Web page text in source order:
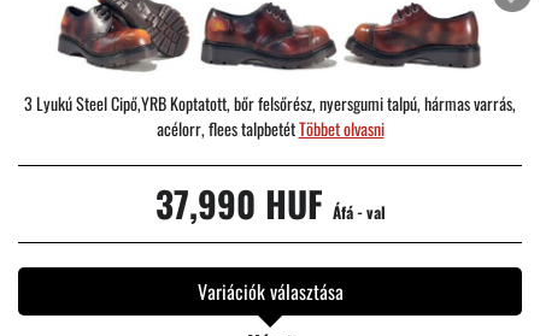
3 Lyukú Steel Cipő,YRB Koptatott, bőr felsőrész, nyersgumi talpú, hármas varrás,
acélorr, flees talpbetétTöbbet olvasni
37,990 HUF Áfá - val
Variációk választása